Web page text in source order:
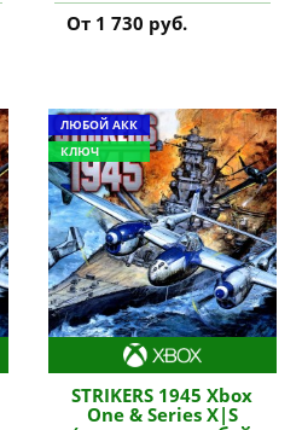
От 1 730 руб.
ЛЮБОЙ АКК
КЛЮЧ
STRIKERS 1945 Xbox
One & Series X|S